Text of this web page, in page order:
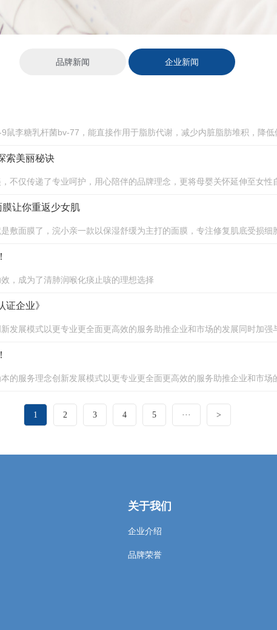
品牌新闻 企业新闻
李糖乳杆菌bv-77，能直接作用于脂肪代谢，减少内脏脂肪堆积，降低
索美丽秘诀
不仅传递了专业呵护，用心陪伴的品牌理念，更将母婴关怀延伸至女性
膜让你重返少女肌
敷面膜了，浣小亲一款以保湿舒缓为主打的面膜，专注修复肌底受损细
，成为了清肺润喉化痰止咳的理想选择
企业》
发展模式以更专业更全面更高效的服务助推企业和市场的发展同时加强
的服务理念创新发展模式以更专业更全面更高效的服务助推企业和市场
1 2 3 4 5 ··· >
关于我们
企业介绍
品牌荣誉